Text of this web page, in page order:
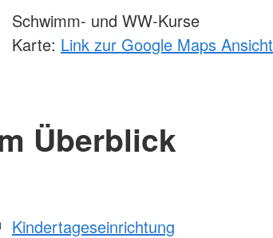
Schwimm- und WW-Kurse
Karte: Link zur Google Maps Ansicht
Überblick
Kindertageseinrichtung